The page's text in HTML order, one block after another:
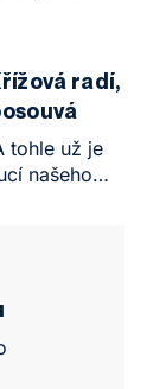
vystihuje
Mladí lidé,
odlišných
berou
dech.
radí,
tohle už je
našeho
a nebát